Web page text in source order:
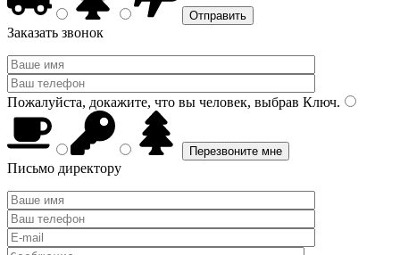
Заказать звонок
Пожалуйста, докажите, что вы человек, выбрав Ключ.
Письмо директору